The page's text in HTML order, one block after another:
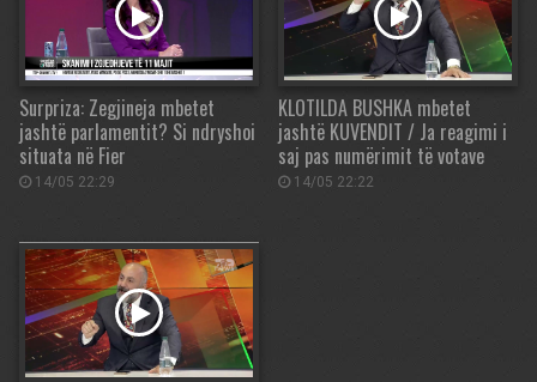
Surpriza: Zegjineja mbetet
jashtë parlamentit? Si ndryshoi
situata në Fier
14/05 22:29
KLOTILDA BUSHKA mbetet
jashtë KUVENDIT / Ja reagimi i
saj pas numërimit të votave
14/05 22:22